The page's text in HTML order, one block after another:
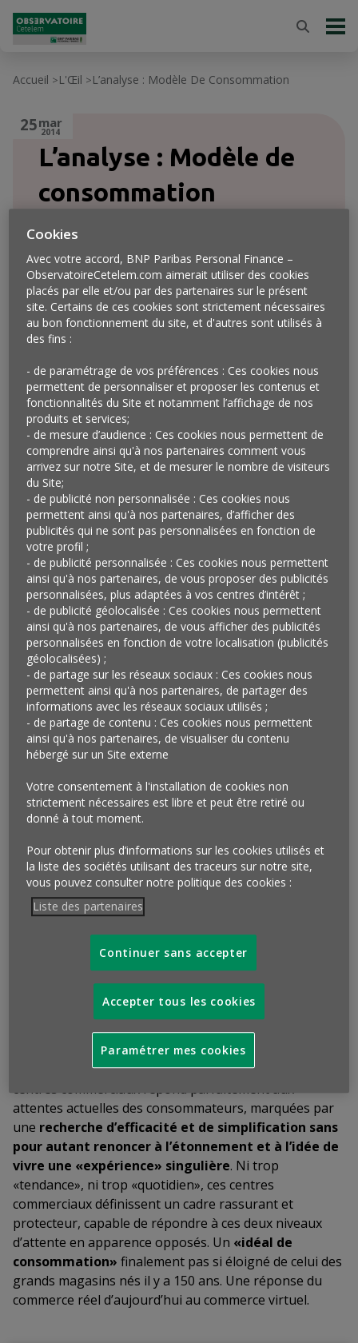
Accueil >L'Œil >L’analyse : Modèle De Consommation
L’analyse : Modèle de
consommation
25mar
2014
L’OEIL A ANALYSE
Vu à Paris et autour de Paris…
So Ouest d’abord, puis Saint Lazare, Aéroville et
Beaugrenelle, sans oublier les «outlets» comme
OneNation, l’année 2013 a été rythmée par l’ouverture
de ces nouveaux centres commerciaux, toujours plus
spectaculaires et sophistiqués qui savent, à chaque
fois, créer l’événement. D’autres ouvertures sont
programmées en 2014, parmi lesquelles Quartz à
Villeneuve-la-garenne, les Terrasses du Port à
Marseille et les centres commerciaux Galleria,
propriétés de LVMH déjà largement implantés en Asie.
Situés au cœur des villes, ces derniers mixent
commerce et culture pour offrir aux touristes le
s’agisse de luxe, d’artisanat ou de gastronomie.
Qu’en penser ?
Imaginée dans les années 70, les centres commerciaux
semblaient un peu délaissés. Leur soudaine
multiplication a de quoi surprendre alors que le
commerce est à la peine. Les raisons immobilières de
rareté et de prix des emplacements premium dans les
grandes villes n’expliquent pas tout. En mixant
enseignes attendues et enseignes «moins attendues»
(haut de gamme ou exclusives, en quête de nouvelles
cibles), services client (voituriers, grooms, garde
d’enfants, orientation intuitive…), animations de
diverses natures et «gestes architecturaux » (coupoles,
passerelles, atrium…), la nouvelle génération de
centres commerciaux répond parfaitement aux
attentes actuelles des consommateurs, marquées par
une recherche d’efficacité et de simplification sans
pour autant renoncer à l’étonnement et à l’idée de
vivre une «expérience» singulière. Ni trop
«tendance», ni trop «quotidien», ces centres
commerciaux définissent un cadre rassurant et
protecteur, capable de répondre à ces deux niveaux
d’attente en apparence opposés. Un «idéal de
consommation» finalement pas si éloigné de celui des
grands magasins nés il y a 150 ans. Une réponse du
commerce réel d’aujourd’hui au commerce virtuel.
Cookies
Avec votre accord, BNP Paribas Personal Finance –
ObservatoireCetelem.com aimerait utiliser des cookies
placés par elle et/ou par des partenaires sur le présent
site. Certains de ces cookies sont strictement nécessaires
au bon fonctionnement du site, et d'autres sont utilisés à
des fins :
- de paramétrage de vos préférences : Ces cookies nous
permettent de personnaliser et proposer les contenus et
fonctionnalités du Site et notamment l’affichage de nos
produits et services;
- de mesure d’audience : Ces cookies nous permettent de
comprendre ainsi qu'à nos partenaires comment vous
arrivez sur notre Site, et de mesurer le nombre de visiteurs
du Site;
- de publicité non personnalisée : Ces cookies nous
permettent ainsi qu'à nos partenaires, d’afficher des
publicités qui ne sont pas personnalisées en fonction de
votre profil ;
- de publicité personnalisée : Ces cookies nous permettent
ainsi qu'à nos partenaires, de vous proposer des publicités
personnalisées, plus adaptées à vos centres d’intérêt ;
- de publicité géolocalisée : Ces cookies nous permettent
ainsi qu'à nos partenaires, de vous afficher des publicités
personnalisées en fonction de votre localisation (publicités
géolocalisées) ;
- de partage sur les réseaux sociaux : Ces cookies nous
permettent ainsi qu'à nos partenaires, de partager des
informations avec les réseaux sociaux utilisés ;
- de partage de contenu : Ces cookies nous permettent
ainsi qu'à nos partenaires, de visualiser du contenu
hébergé sur un Site externe
Votre consentement à l'installation de cookies non
strictement nécessaires est libre et peut être retiré ou
donné à tout moment.
Pour obtenir plus d’informations sur les cookies utilisés et
la liste des sociétés utilisant des traceurs sur notre site,
vous pouvez consulter notre politique des cookies :
Liste des partenaires
Continuer sans accepter
Accepter tous les cookies
Paramétrer mes cookies